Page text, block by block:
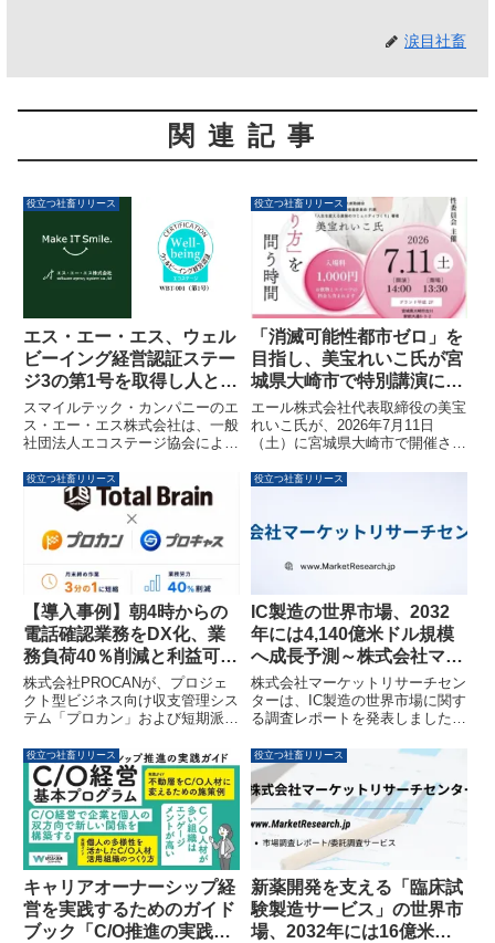
涙目社畜
関連記事
役立つ社畜リリース
エス・エー・エス、ウェル
ビーイング経営認証ステー
ジ3の第1号を取得し人と社
会に笑顔を届ける
スマイルテック・カンパニーのエ
ス・エー・エス株式会社は、一般
社団法人エコステージ協会による
ジ3を、認証番号WBT-001として
第1号で取得しました。この認証
は、社員の幸福と企業の持続的成
長を目指す同社の取り組みが評価
されたものです。
役立つ社畜リリース
「消滅可能性都市ゼロ」を
目指し、美宝れいこ氏が宮
城県大崎市で特別講演に登
壇
エール株式会社代表取締役の美宝
れいこ氏が、2026年7月11日
（土）に宮城県大崎市で開催され
ェ」に登壇します。地域・年齢・
方を提言し、女性が自分らしく活
役立つ社畜リリース
【導入事例】朝4時からの
電話確認業務をDX化、業
務負荷40％削減と利益可視
化で持続可能な組織運営を
実現
株式会社PROCANが、プロジェ
クト型ビジネス向け収支管理シス
テム「プロカン」および短期派遣
キャス」を導入した株式会社トー
タルブレーンの事例を公開しまし
た。この導入により、朝4時から
の電話確認業務がほぼゼロにな
り、業務負荷40％削減、離職率3
分の1以下への改善、そして案件
ごとの利益貢献の可視化を実現
し、持続可能な組織運営へと大き
く貢献しています。
役立つ社畜リリース
IC製造の世界市場、2032
年には4,140億米ドル規模
へ成長予測～株式会社マー
ケットリサーチセンターが
最新レポートを発表～
株式会社マーケットリサーチセン
ターは、IC製造の世界市場に関す
る調査レポートを発表しました。
2025年の2,841億6,000万米ドル
から2032年には4,140億7,000万
米ドルに成長し、2026年から
2032年にかけて年平均成長率
（CAGR）5.6%で拡大すると予
測されています。アナログIC、マ
イクロIC、ロジックIC、メモリIC
といったセグメント別の詳細な予
測や、主要なIDMおよびファウン
ドリの情報が盛り込まれていま
す。
役立つ社畜リリース
キャリアオーナーシップ経
営を実践するためのガイド
ブック「C/O推進の実践ガ
役立つ社畜リリース
新薬開発を支える「臨床試
験製造サービス」の世界市
場、2032年には16億米ド